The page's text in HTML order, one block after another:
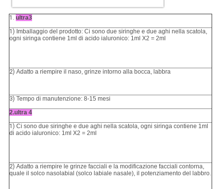
1. ultra3
1) Imballaggio del prodotto: Ci sono due siringhe e due aghi nella scatola,
ogni siringa contiene 1ml di acido ialuronico: 1ml X2 = 2ml
2) Adatto a riempire il naso, grinze intorno alla bocca, labbra
3) Tempo di manutenzione: 8-15 mesi
2.ultra 4
1) Ci sono due siringhe e due aghi nella scatola, ogni siringa contiene 1ml
di acido ialuronico: 1ml X2 = 2ml
2) Adatto a riempire le grinze facciali e la modificazione facciali contorna,
quale il solco nasolabial (solco labiale nasale), il potenziamento del labbro.